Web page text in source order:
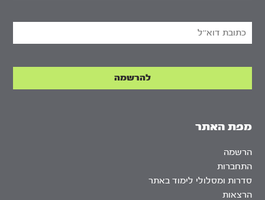
מפת האתר
הרשמה
התחברות
סדרות ומסלולי לימוד באתר
הרצאות